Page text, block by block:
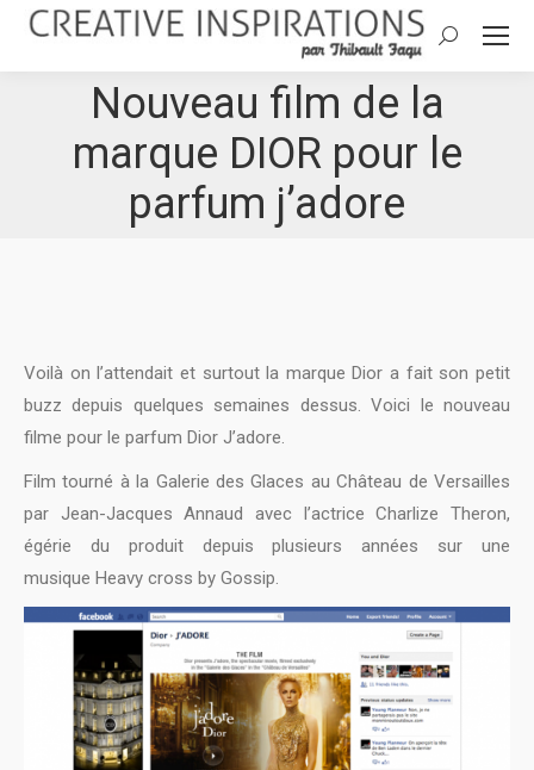
Search:
Nouveau film de la
marque DIOR pour le
parfum j’adore
Voilà on l’attendait et surtout la marque Dior a fait son petit
buzz depuis quelques semaines dessus. Voici le nouveau
filme pour le parfum Dior J’adore.
Film tourné à la Galerie des Glaces au Château de Versailles
par Jean-Jacques Annaud avec l’actrice Charlize Theron,
égérie du produit depuis plusieurs années sur une
musique Heavy cross by Gossip.